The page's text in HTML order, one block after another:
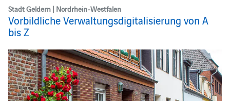
Stadt Geldern | Nordrhein-Westfalen
Vorbildliche Verwaltungsdigitalisierung von A
bis Z